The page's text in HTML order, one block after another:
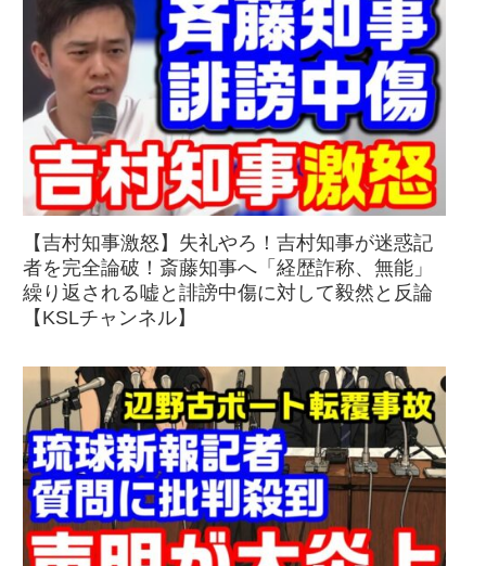
【吉村知事激怒】失礼やろ！吉村知事が迷惑記
者を完全論破！斎藤知事へ「経歴詐称、無能」
繰り返される嘘と誹謗中傷に対して毅然と反論
【KSLチャンネル】